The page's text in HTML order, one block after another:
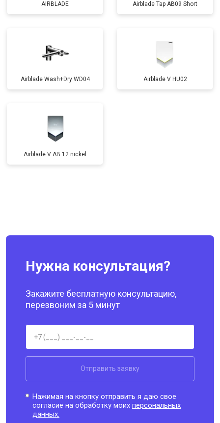
AIRBLADE Airblade Tap AB09 Short
Airblade Wash+Dry WD04 Airblade V HU02
Airblade V AB 12 nickel
Нужна консультация?
Закажите бесплатную консультацию,
перезвоним за 5 минут
Отправить заявку
Нажимая на кнопку отправить я даю свое
согласие на обработку моихперсональных
данных.